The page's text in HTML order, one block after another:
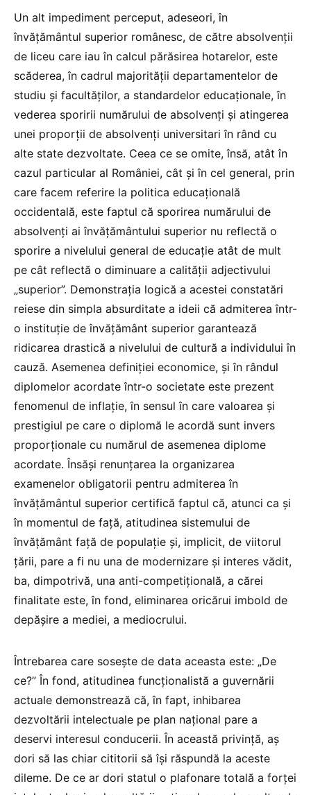
Un alt impediment perceput, adeseori, în
învățământul superior românesc, de către absolvenții
de liceu care iau în calcul părăsirea hotarelor, este
scăderea, în cadrul majorității departamentelor de
studiu și facultăților, a standardelor educaționale, în
vederea sporirii numărului de absolvenți și atingerea
unei proporții de absolvenți universitari în rând cu
alte state dezvoltate. Ceea ce se omite, însă, atât în
cazul particular al României, cât și în cel general, prin
care facem referire la politica educațională
occidentală, este faptul că sporirea numărului de
absolvenți ai învățământului superior nu reflectă o
sporire a nivelului general de educație atât de mult
pe cât reflectă o diminuare a calității adjectivului
„superior”. Demonstrația logică a acestei constatări
reiese din simpla absurditate a ideii că admiterea într-
o instituție de învățământ superior garantează
ridicarea drastică a nivelului de cultură a individului în
cauză. Asemenea definiției economice, și în rândul
diplomelor acordate într-o societate este prezent
fenomenul de inflație, în sensul în care valoarea și
prestigiul pe care o diplomă le acordă sunt invers
proporționale cu numărul de asemenea diplome
acordate. Însăși renunțarea la organizarea
examenelor obligatorii pentru admiterea în
învățământul superior certifică faptul că, atunci ca și
în momentul de față, atitudinea sistemului de
învățământ față de populație și, implicit, de viitorul
țării, pare a fi nu una de modernizare și interes vădit,
ba, dimpotrivă, una anti-competițională, a cărei
finalitate este, în fond, eliminarea oricărui imbold de
depășire a mediei, a mediocrului.
Întrebarea care sosește de data aceasta este: „De
ce?” În fond, atitudinea funcționalistă a guvernării
actuale demonstrează că, în fapt, inhibarea
dezvoltării intelectuale pe plan național pare a
deservi interesul conducerii. În această privință, aș
dori să las chiar cititorii să își răspundă la aceste
dileme. De ce ar dori statul o plafonare totală a forței